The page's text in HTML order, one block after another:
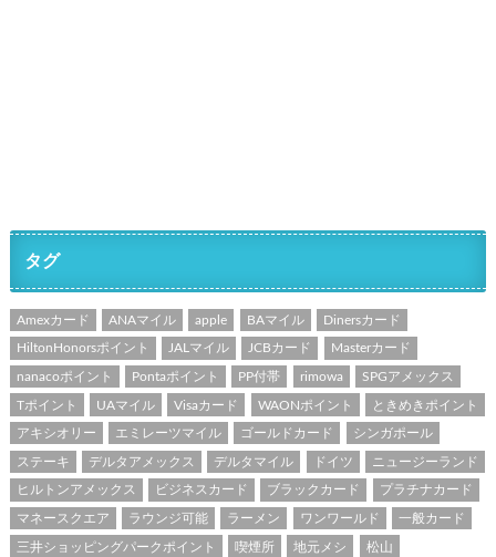
タグ
Amexカード ANAマイル apple BAマイル Dinersカード
HiltonHonorsポイント JALマイル JCBカード Masterカード
nanacoポイント Pontaポイント PP付帯 rimowa SPGアメックス
Tポイント UAマイル Visaカード WAONポイント ときめきポイント
アキシオリー エミレーツマイル ゴールドカード シンガポール
ステーキ デルタアメックス デルタマイル ドイツ ニュージーランド
ヒルトンアメックス ビジネスカード ブラックカード プラチナカード
マネースクエア ラウンジ可能 ラーメン ワンワールド 一般カード
三井ショッピングパークポイント 喫煙所 地元メシ 松山